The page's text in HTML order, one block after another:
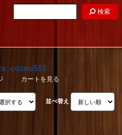
検索
カートを見る
並べ替え